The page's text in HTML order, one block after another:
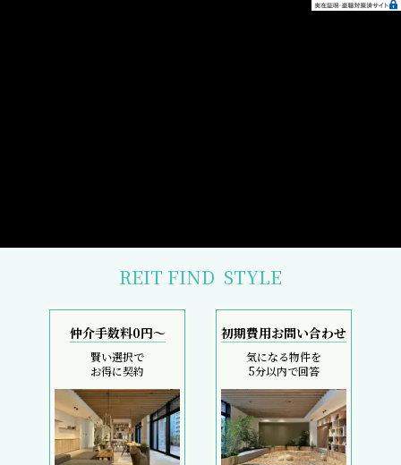
REIT FIND STYLE
仲介手数料0円～
賢い選択で
お得に契約
初期費用お問い合わせ
気になる物件を
5分以内で回答